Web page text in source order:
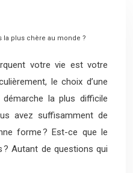
la plus chère au monde ?
votre vie est votre
le choix d’une
la plus difficile
avez suffisamment de
forme ? Est-ce que le
? Autant de questions qui